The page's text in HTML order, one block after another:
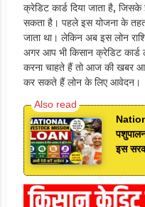
क्रेडिट कार्ड दिया जाता है,
सकता है। पहले इस योजना के
जाता था। लेकिन अब इस लोन
अगर आप भी किसान क्रेडिट कार्ड
करना चाहते हैं तो आज की खबर
कर सकते हैं लोन के लिए आवेदन।
इस